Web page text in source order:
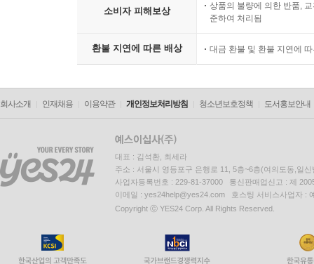
소비자 피해보상
상품의 불량에 의한 반품,
준하여 처리됨
환불 지연에 따른 배상 대금 환불 및 환불 지연에
회사소개 인재채용 이용약관 개인정보처리방침 청소년보호정책 도서홍보안내
대표 : 김석환, 최세라
주소 : 서울시 영등포구 은행로 11, 5층~6층(여의도동,일신
사업자등록번호 : 229-81-37000 통신판매업신고 : 제
이메일 : yes24help@yes24.com 호스팅 서비스사업자 :
Copyright ⓒ YES24 Corp. All Rights Reserved.